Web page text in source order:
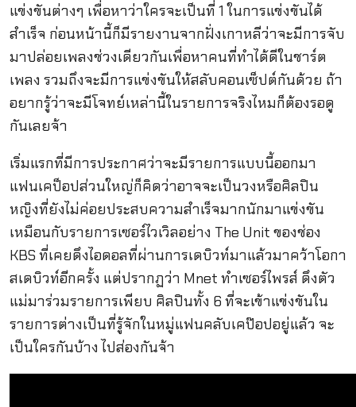
แข่งขันต่างๆ เพื่อหาว่าใครจะเป็นที่ 1 ในการแข่งขันได้
สำเร็จ ก่อนหน้านี้ก็มีรายงานจากฝั่งเกาหลีว่าจะมีการจับ
มาปล่อยเพลงช่วงเดียวกันเพื่อหาคนที่ทำได้ดีในชาร์ต
เพลง รวมถึงจะมีการแข่งขันให้สลับคอนเซ็ปต์กันด้วย ถ้า
อยากรู้ว่าจะมีโจทย์เหล่านี้ในรายการจริงไหมก็ต้องรอดู
กันเลยจ้า
เริ่มแรกที่มีการประกาศว่าจะมีรายการแบบนี้ออกมา
แฟนเคป็อปส่วนใหญ่ก็คิดว่าอาจจะเป็นวงหรือศิลปิน
หญิงที่ยังไม่ค่อยประสบความสำเร็จมากนักมาแข่งขัน
เหมือนกับรายการเซอร์ไวเวิลอย่าง The Unit ของช่อง
KBS ที่เคยดึงไอดอลที่ผ่านการเดบิวท์มาแล้วมาคว้าโอกา
สเดบิวท์อีกครั้ง แต่ปรากฏว่า Mnet ทำเซอร์ไพรส์ ดึงตัว
แม่มาร่วมรายการเพียบ ศิลปินทั้ง 6 ที่จะเข้าแข่งขันใน
รายการต่างเป็นที่รู้จักในหมู่แฟนคลับเคป๊อปอยู่แล้ว จะ
เป็นใครกันบ้าง ไปส่องกันจ้า